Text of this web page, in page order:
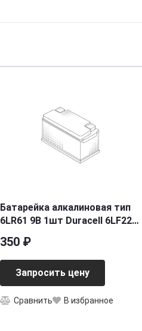
Батарейка алкалиновая тип
6LR61 9В 1шт Duracell 6LF22
350 ₽
Запросить цену
Сравнить В избранное